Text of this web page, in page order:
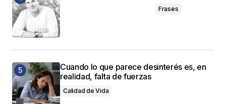
Frases
Cuando lo que parece desinterés es, en
realidad, falta de fuerzas
Calidad de Vida